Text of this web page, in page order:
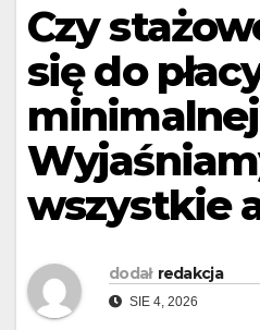
Czy
się do
wszystkie
dodał redakcja
SIE 4, 2026